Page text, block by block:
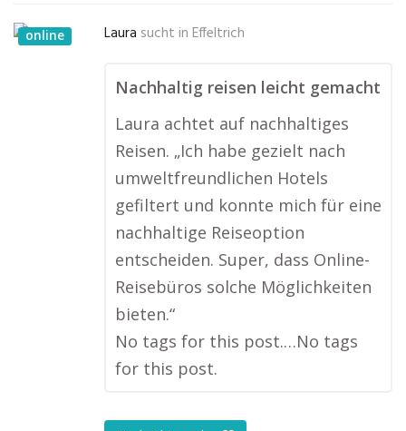
online Laura sucht in Effeltrich
Nachhaltig reisen leicht gemacht
Laura achtet auf nachhaltiges
Reisen. „Ich habe gezielt nach
umweltfreundlichen Hotels
gefiltert und konnte mich für eine
nachhaltige Reiseoption
entscheiden. Super, dass Online-
Reisebüros solche Möglichkeiten
bieten.“
No tags for this post.…No tags
for this post.